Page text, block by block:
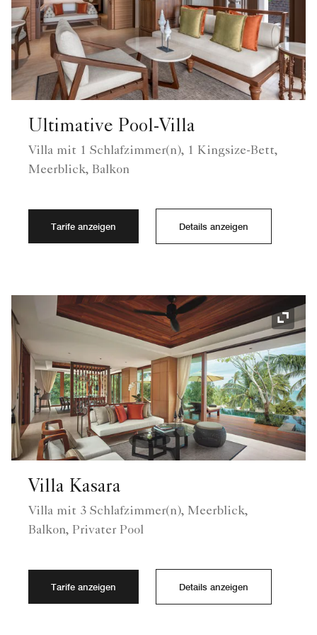
Ultimative Pool-Villa
Villa mit 1 Schlafzimmer(n), 1 Kingsize-Bett,
Meerblick, Balkon
Tarife anzeigen Details anzeigen
Villa Kasara
Villa mit 3 Schlafzimmer(n), Meerblick,
Balkon, Privater Pool
Tarife anzeigen Details anzeigen